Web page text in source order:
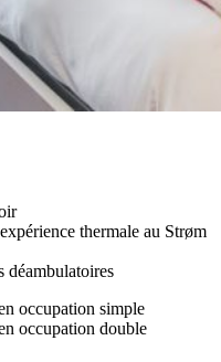
thermale au Strøm
déambulatoires
occupation simple
occupation double